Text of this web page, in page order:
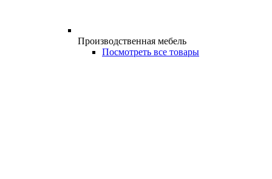
Производственная мебель
Посмотреть все товары